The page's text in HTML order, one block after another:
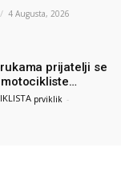
4 Augusta, 2026
prijatelji se
prviklik -